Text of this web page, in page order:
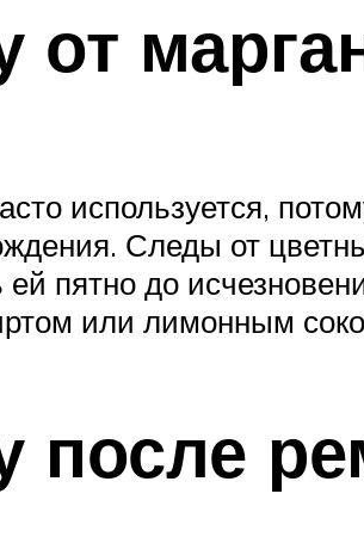
используется,
Следы от
пятно до
или лимонным
после